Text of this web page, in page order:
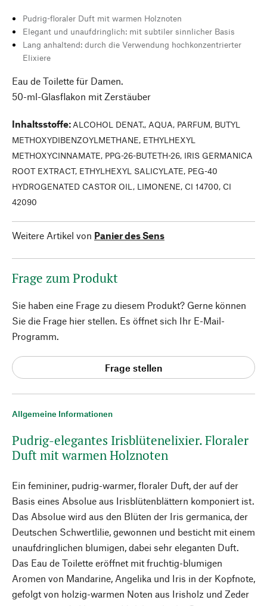
Allgemeine Informationen
Pudrig-elegantes Irisblütenelixier. Floraler
Duft mit warmen Holznoten
Ein femininer, pudrig-warmer, floraler Duft, der auf der
Basis eines Absolue aus Irisblütenblättern komponiert ist.
Das Absolue wird aus den Blüten der Iris germanica, der
Deutschen Schwertlilie, gewonnen und besticht mit einem
unaufdringlichen blumigen, dabei sehr eleganten Duft.
Das Eau de Toilette eröffnet mit fruchtig-blumigen
Aromen von Mandarine, Angelika und Iris in der Kopfnote,
gefolgt von holzig-warmen Noten aus Irisholz und Zeder
Pudrig-floraler Duft mit warmen Holznoten
Elegant und unaufdringlich: mit subtiler sinnlicher Basis
Lang anhaltend: durch die Verwendung hochkonzentrierter
Elixiere
Eau de Toilette für Damen.
50-ml-Glasflakon mit Zerstäuber
Inhaltsstoffe: ALCOHOL DENAT., AQUA, PARFUM, BUTYL
METHOXYDIBENZOYLMETHANE, ETHYLHEXYL
METHOXYCINNAMATE, PPG-26-BUTETH-26, IRIS GERMANICA
ROOT EXTRACT, ETHYLHEXYL SALICYLATE, PEG-40
HYDROGENATED CASTOR OIL, LIMONENE, CI 14700, CI
42090
Weitere Artikel von Panier des Sens
Frage zum Produkt
Sie haben eine Frage zu diesem Produkt? Gerne können
Sie die Frage hier stellen. Es öffnet sich Ihr E-Mail-
Programm.
Frage stellen